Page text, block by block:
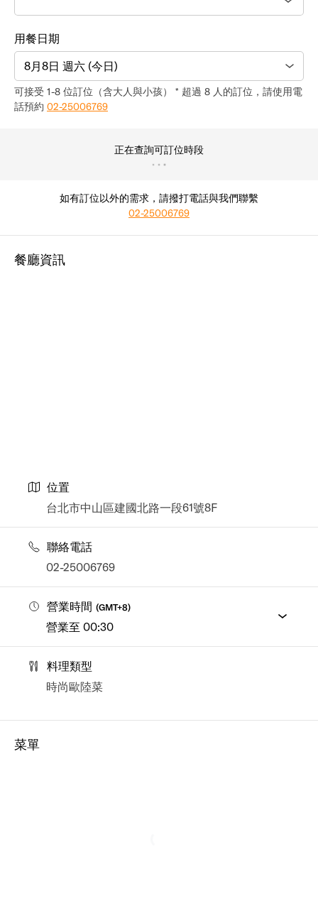
用餐日期
8月8日 週六 (今日)
可接受 1-8 位訂位（含大人與小孩） * 超過 8 人的訂位，請使用電
話預約 02-25006769
正在查詢可訂位時段
如有訂位以外的需求，請撥打電話與我們聯繫
02-25006769
餐廳資訊
位置
台北市中山區建國北路一段61號8F
聯絡電話
02-25006769
營業時間 (GMT+8)
營業至 00:30
料理類型
時尚歐陸菜
菜單